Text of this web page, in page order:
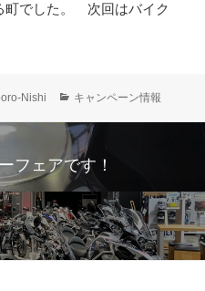
町でした。 次回はバイク
Nishi
カ
ゴ
リ
ー
キャンペーン情報
フェアです！